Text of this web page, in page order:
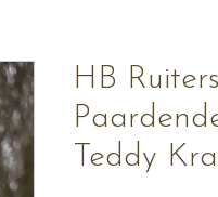
HB
Teddy